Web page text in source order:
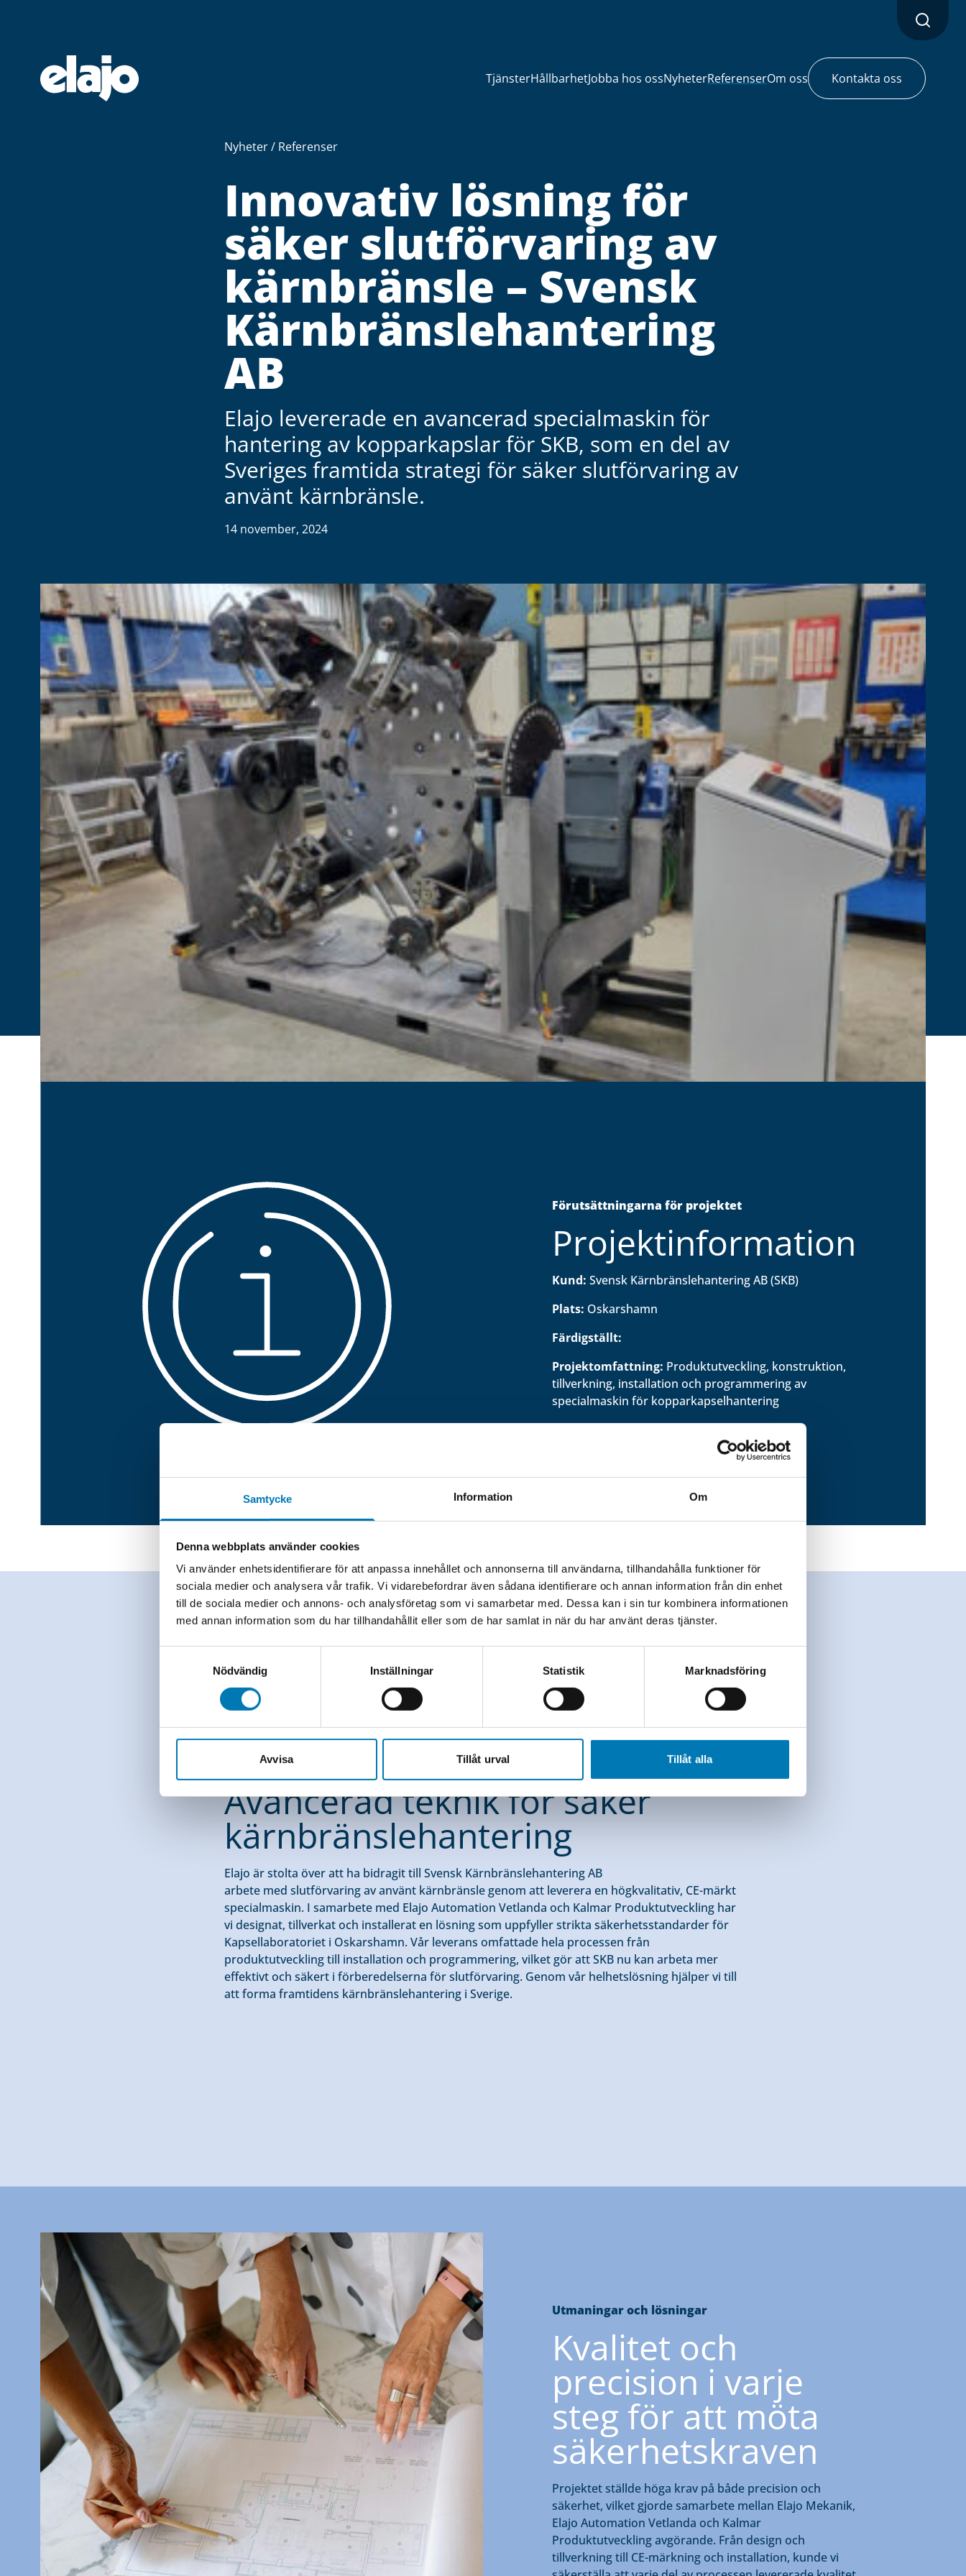
Samtycke Information Om
Denna webbplats använder cookies
Vi använder enhetsidentifierare för att anpassa innehållet och annonserna till användarna, tillhandahålla funktioner för
sociala medier och analysera vår trafik. Vi vidarebefordrar även sådana identifierare och annan information från din enhet
till de sociala medier och annons- och analysföretag som vi samarbetar med. Dessa kan i sin tur kombinera informationen
med annan information som du har tillhandahållit eller som de har samlat in när du har använt deras tjänster.
Nödvändig
Inställningar Statistik Marknadsföring
Avvisa Tillåt urval Tillåt alla
TjänsterHållbarhetJobba hos ossNyheterReferenserOm oss Kontakta oss
Nyheter/ Referenser
Innovativ lösning för
säker slutförvaring av
kärnbränsle – Svensk
Kärnbränslehantering
AB
Elajo levererade en avancerad specialmaskin för
hantering av kopparkapslar för SKB, som en del av
Sveriges framtida strategi för säker slutförvaring av
använt kärnbränsle.
14 november, 2024
Förutsättningarna för projektet
Projektinformation
Kund: Svensk Kärnbränslehantering AB (SKB)
Plats: Oskarshamn
Färdigställt:
Projektomfattning: Produktutveckling, konstruktion,
tillverkning, installation och programmering av
specialmaskin för kopparkapselhantering
Helhetslösningar som överträffar förväntningarna
Avancerad teknik för säker
kärnbränslehantering
Elajo är stolta över att ha bidragit till Svensk Kärnbränslehantering AB
arbete med slutförvaring av använt kärnbränsle genom att leverera en högkvalitativ, CE-märkt
specialmaskin. I samarbete med Elajo Automation Vetlanda och Kalmar Produktutveckling har
vi designat, tillverkat och installerat en lösning som uppfyller strikta säkerhetsstandarder för
Kapsellaboratoriet i Oskarshamn. Vår leverans omfattade hela processen från
produktutveckling till installation och programmering, vilket gör att SKB nu kan arbeta mer
effektivt och säkert i förberedelserna för slutförvaring. Genom vår helhetslösning hjälper vi till
att forma framtidens kärnbränslehantering i Sverige.
Utmaningar och lösningar
Kvalitet och
precision i varje
steg för att möta
säkerhetskraven
Projektet ställde höga krav på både precision och
säkerhet, vilket gjorde samarbete mellan Elajo Mekanik,
Elajo Automation Vetlanda och Kalmar
Produktutveckling avgörande. Från design och
tillverkning till CE-märkning och installation, kunde vi